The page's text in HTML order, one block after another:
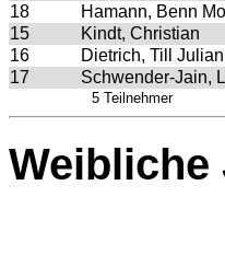
18
Hamann, Benn
15
Kindt, Christian
16
Dietrich, Till Julian
17
Schwender-Jain,
5 Teilnehmer
Weibliche